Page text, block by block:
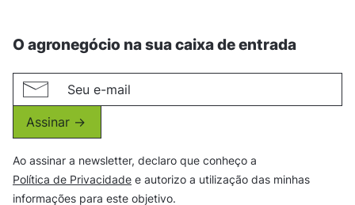
O agronegócio na sua caixa de entrada
Assinar ->
Ao assinar a newsletter, declaro que conheço a
Política de Privacidade e autorizo a utilização das minhas
informações para este objetivo.